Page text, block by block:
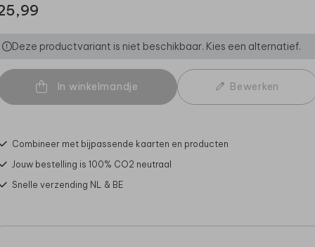
Deze productvariant is niet beschikbaar. Kies een alternatief.
In winkelmandje Bewerken
Combineer met bijpassende kaarten en producten
Jouw bestelling is 100% CO2 neutraal
Snelle verzending NL & BE